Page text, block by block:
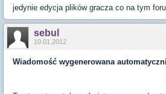
jedynie edycja plików gracza co na tym
sebul
10.01.2012
Wiadomość wygenerowana